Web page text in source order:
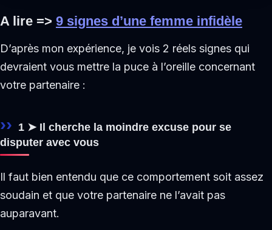
A lire => 9 signes d’une femme infidèle
D’après mon expérience, je vois 2 réels signes qui
devraient vous mettre la puce à l’oreille concernant
votre partenaire :
1 ➤ Il cherche la moindre excuse pour se
disputer avec vous
Il faut bien entendu que ce comportement soit assez
soudain et que votre partenaire ne l’avait pas
auparavant.